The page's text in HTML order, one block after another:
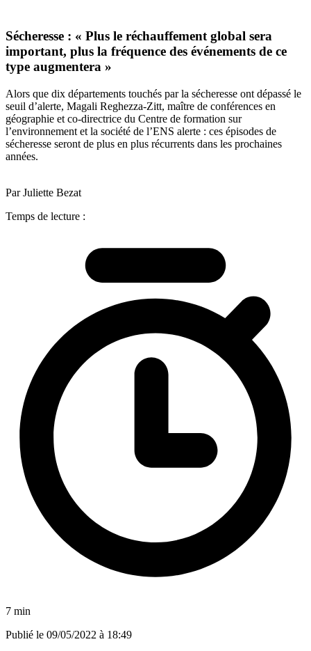
Sécheresse : « Plus le réchauffement global sera
important, plus la fréquence des événements de ce
type augmentera »
Alors que dix départements touchés par la sécheresse ont dépassé le
seuil d’alerte, Magali Reghezza-Zitt, maître de conférences en
géographie et co-directrice du Centre de formation sur
l’environnement et la société de l’ENS alerte : ces épisodes de
sécheresse seront de plus en plus récurrents dans les prochaines
années.
Par Juliette Bezat
Temps de lecture :
7 min
Publié le 09/05/2022 à 18:49